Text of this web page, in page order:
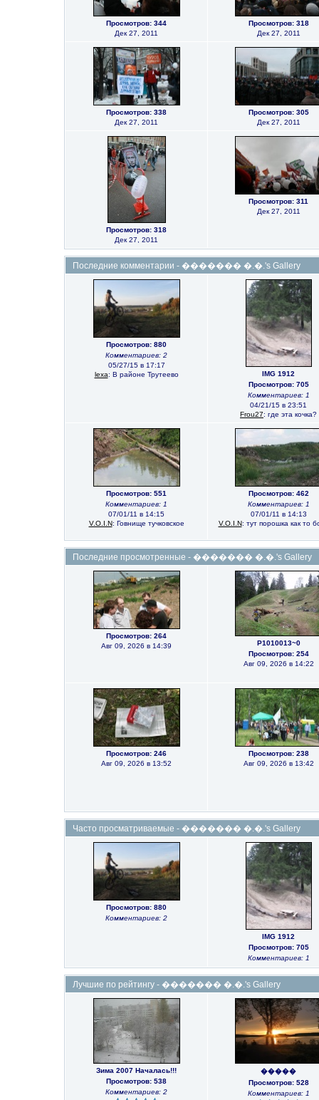
Просмотров: 344
Дек 27, 2011
Просмотров: 318
Дек 27, 2011
Просмотров: 338
Дек 27, 2011
Просмотров: 305
Дек 27, 2011
Просмотров: 318
Дек 27, 2011
Просмотров: 311
Дек 27, 2011
Последние комментарии - ������� �.�.'s Gallery
Просмотров: 880
Комментариев: 2
05/27/15 в 17:17
lexa: В районе Трутеево
IMG 1912
Просмотров: 705
Комментариев: 1
04/21/15 в 23:51
Frou27: где эта кочка?
Просмотров: 551
Комментариев: 1
07/01/11 в 14:15
V.O.I.N: Говнище тучковское
Просмотров: 462
Комментариев: 1
07/01/11 в 14:13
V.O.I.N: тут порошка как то
Последние просмотренные - ������� �.�.'s Gallery
Просмотров: 264
Авг 09, 2026 в 14:39
P1010013~0
Просмотров: 254
Авг 09, 2026 в 14:22
Просмотров: 246
Авг 09, 2026 в 13:52
Просмотров: 238
Авг 09, 2026 в 13:42
Часто просматриваемые - ������� �.�.'s Gallery
Просмотров: 880
Комментариев: 2
IMG 1912
Просмотров: 705
Комментариев: 1
Лучшие по рейтингу - ������� �.�.'s Gallery
Зима 2007 Началась!!!
Просмотров: 538
Комментариев: 2
�����
Просмотров: 528
Комментариев: 1